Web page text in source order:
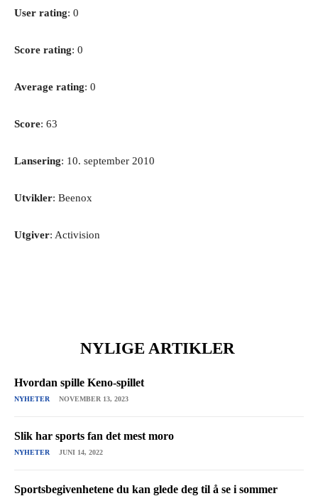
User rating: 0
Score rating: 0
Average rating: 0
Score: 63
Lansering: 10. september 2010
Utvikler: Beenox
Utgiver: Activision
NYLIGE ARTIKLER
Hvordan spille Keno-spillet
NYHETER NOVEMBER 13, 2023
Slik har sports fan det mest moro
NYHETER JUNI 14, 2022
Sportsbegivenhetene du kan glede deg til å se i sommer